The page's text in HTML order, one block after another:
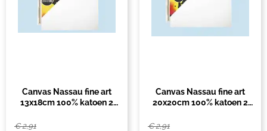
Canvas Nassau fine art
13x18cm 100% katoen 2
€2,91
Canvas Nassau fine art
20x20cm 100% katoen 2
€2,91